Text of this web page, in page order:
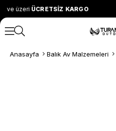
ve üzeriÜCRETSİZ KARGO
Anasayfa Balık Av Malzemeleri